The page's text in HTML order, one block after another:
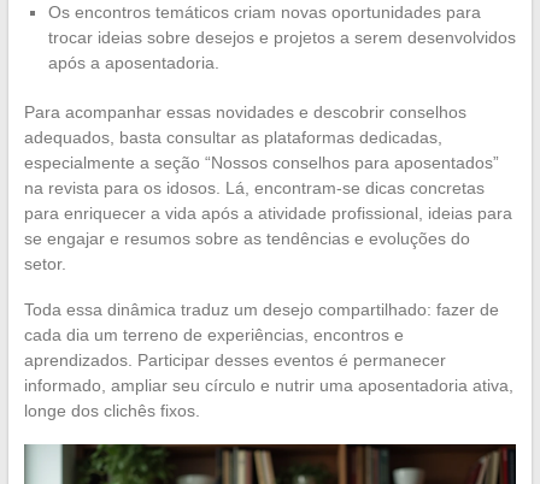
Os encontros temáticos criam novas oportunidades para
trocar ideias sobre desejos e projetos a serem desenvolvidos
após a aposentadoria.
Para acompanhar essas novidades e descobrir conselhos
adequados, basta consultar as plataformas dedicadas,
especialmente a seção “Nossos conselhos para aposentados”
na revista para os idosos. Lá, encontram-se dicas concretas
para enriquecer a vida após a atividade profissional, ideias para
se engajar e resumos sobre as tendências e evoluções do
setor.
Toda essa dinâmica traduz um desejo compartilhado: fazer de
cada dia um terreno de experiências, encontros e
aprendizados. Participar desses eventos é permanecer
informado, ampliar seu círculo e nutrir uma aposentadoria ativa,
longe dos clichês fixos.